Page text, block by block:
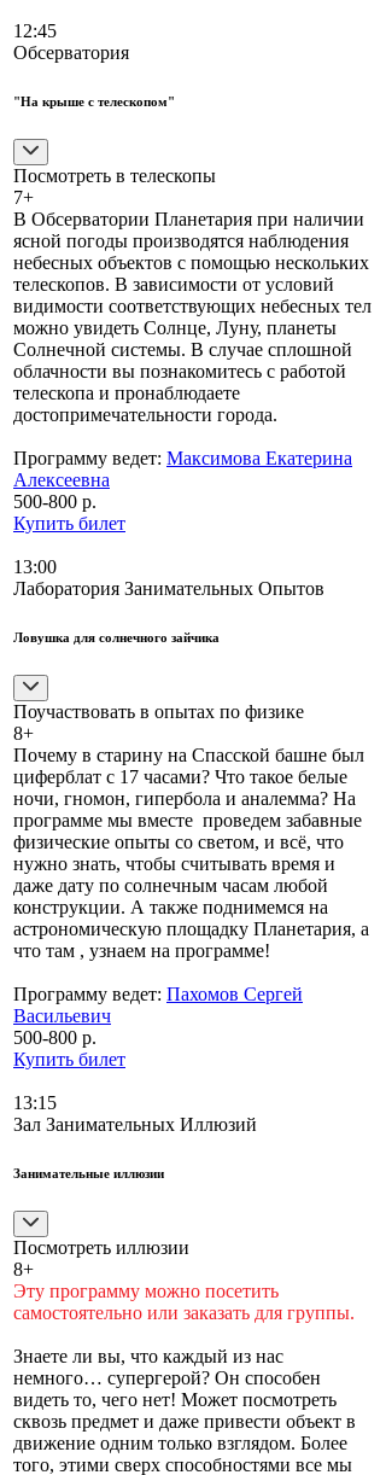
12:45
Обсерватория
"На крыше с телескопом"
Посмотреть в телескопы
7+
В Обсерватории Планетария при наличии
ясной погоды производятся наблюдения
небесных объектов с помощью нескольких
телескопов. В зависимости от условий
видимости соответствующих небесных тел
можно увидеть Солнце, Луну, планеты
Солнечной системы. В случае сплошной
облачности вы познакомитесь с работой
телескопа и пронаблюдаете
достопримечательности города.
Программу ведет: Максимова Екатерина
Алексеевна
500-800 р.
Купить билет
13:00
Лаборатория Занимательных Опытов
Ловушка для солнечного зайчика
Поучаствовать в опытах по физике
8+
Почему в старину на Спасской башне был
циферблат с 17 часами? Что такое белые
ночи, гномон, гипербола и аналемма? На
программе мы вместе проведем забавные
физические опыты со светом, и всё, что
нужно знать, чтобы считывать время и
даже дату по солнечным часам любой
конструкции. А также поднимемся на
астрономическую площадку Планетария, а
что там , узнаем на программе!
Программу ведет: Пахомов Сергей
Васильевич
500-800 р.
Купить билет
13:15
Зал Занимательных Иллюзий
Занимательные иллюзии
Посмотреть иллюзии
8+
Эту программу можно посетить
самостоятельно или заказать для группы.
Знаете ли вы, что каждый из нас
немного… супергерой? Он способен
видеть то, чего нет! Может посмотреть
сквозь предмет и даже привести объект в
движение одним только взглядом. Более
того, этими сверх способностями все мы